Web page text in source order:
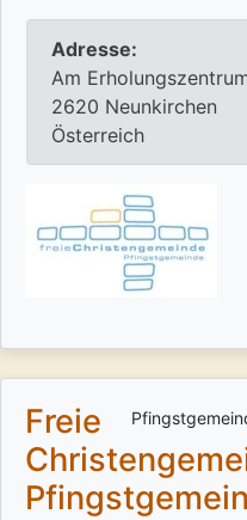
Adresse:
Am
2620 Neunkirchen
Österreich
Freie